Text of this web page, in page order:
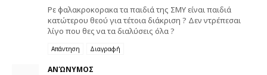
Ρε φαλακροκορακα τα παιδιά της ΣΜΥ είναι παιδιά
κατώτερου θεού για τέτοια διάκριση ? Δεν ντρέπεσαι
λίγο που θες να τα διαλύσεις όλα ?
Απάντηση Διαγραφή
ΑΝΏΝΥΜΟΣ